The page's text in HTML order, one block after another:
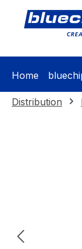
Zur
Home
Distribution
Bildergalerie